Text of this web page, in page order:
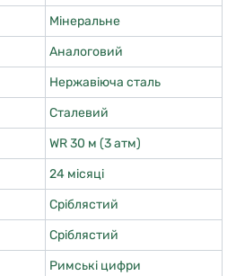
Мінеральне
Аналоговий
Нержавіюча сталь
Сталевий
WR 30 м (3 атм)
24 місяці
Сріблястий
Сріблястий
Римські цифри